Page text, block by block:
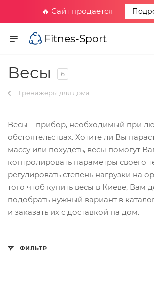
🔥 Сайт продается
Fitnes-Sport
Весы 6
Тренажеры для дома
Весы – прибор, необходимый при
обстоятельствах. Хотите ли Вы
массу или похудеть, весы помогут
контролировать параметры своего
регулировать степень нагрузки на
того чтоб купить весы в Киеве, Вам
подобрать нужный вариант в
и заказать их с доставкой на дом.
ФИЛЬТР